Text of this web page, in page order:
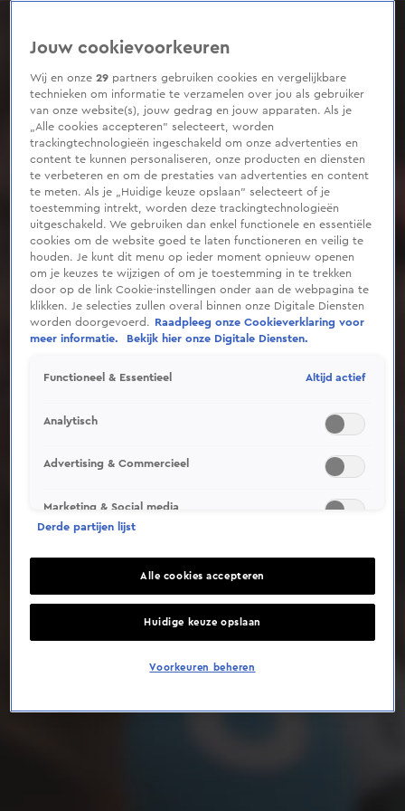
seconds
Deze video is niet beschikbaar op je huidige locatie
Jouw cookievoorkeuren
Wij en onze29 partners gebruiken cookies en vergelijkbare
technieken om informatie te verzamelen over jou als gebruiker
van onze website(s), jouw gedrag en jouw apparaten. Als je
„Alle cookies accepteren” selecteert, worden
trackingtechnologieën ingeschakeld om onze advertenties en
content te kunnen personaliseren, onze producten en diensten
te verbeteren en om de prestaties van advertenties en content
te meten. Als je „Huidige keuze opslaan” selecteert of je
toestemming intrekt, worden deze trackingtechnologieën
uitgeschakeld. We gebruiken dan enkel functionele en essentiële
cookies om de website goed te laten functioneren en veilig te
houden. Je kunt dit menu op ieder moment opnieuw openen
om je keuzes te wijzigen of om je toestemming in te trekken
door op de link Cookie-instellingen onder aan de webpagina te
klikken. Je selecties zullen overal binnen onze Digitale Diensten
worden doorgevoerd.
Raadpleeg onze Cookieverklaring voor
meer informatie.
Bekijk hier onze Digitale Diensten.
Functioneel & Essentieel Altijd actief
Analytisch
Advertising & Commercieel
Marketing & Social media
Derde partijen lijst
Alle cookies accepteren
Huidige keuze opslaan
Voorkeuren beheren